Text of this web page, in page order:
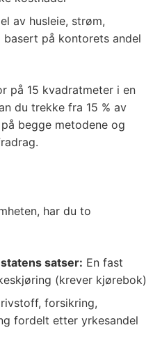
av husleie, strøm,
på kontorets andel
på 15 kvadratmeter i en
du trekke fra 15 % av
begge metodene og
har du to
satser: En fast
(krever kjørebok)
forsikring,
fordelt etter yrkesandel